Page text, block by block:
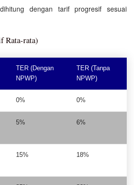
dengan tarif progresif sesuai
Rata-rata)
TER (Dengan
NPWP)
TER (Tanpa
NPWP)
0% 0%
5% 6%
15% 18%